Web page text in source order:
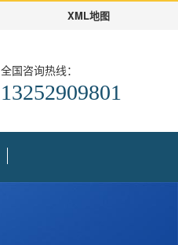
XML地图
全国咨询热线：
13252909801